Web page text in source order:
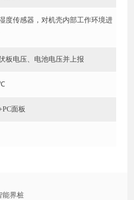
度传感器，对机壳内部工作环境进
板电压、电池电压并上报
面板
能界桩